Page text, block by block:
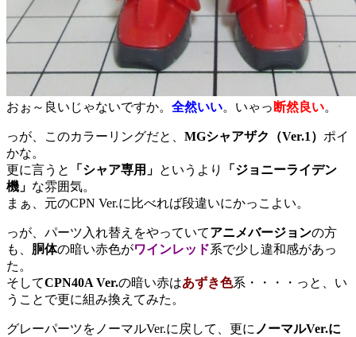
おぉ～良いじゃないですか。 全然いい。いゃっ 断然良い。
っが、このカラーリングだと、 MGシャアザク（Ver.1） ポイ
かな。
更に言うと
「シャア専用」 というより
「ジョニーライデン
機」 な雰囲気。
まぁ、元のCPN Ver.に比べれば段違いにかっこよい。
っが、パーツ入れ替えをやっていてアニメバージョンの方
も、 胴体の暗い赤色がワインレッド系で少し違和感があっ
た。
そしてCPN40A Ver.の暗い赤はあずき色系・・・・っと、い
うことで更に組み換えてみた。
グレーパーツをノーマルVer.に戻して、更に ノーマルVer.に